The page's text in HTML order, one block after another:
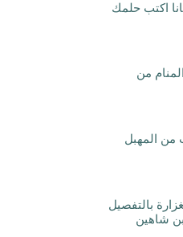
اكتب حلمك
من
من المهبل
بالتفصيل
شاهين